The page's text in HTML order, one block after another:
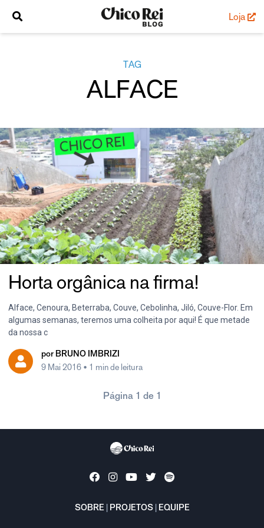
Loja
TAG
ALFACE
Horta orgânica na firma!
Alface, Cenoura, Beterraba, Couve, Cebolinha, Jiló, Couve-Flor. Em
algumas semanas, teremos uma colheita por aqui! É que metade
da nossa c
por BRUNO IMBRIZI
9 Mai 2016 • 1 min de leitura
Página 1 de 1
SOBRE PROJETOS EQUIPE